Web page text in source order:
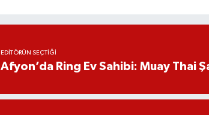
EDITÖRÜN SEÇTIĞI
Afyon’da Ring Ev Sahibi: Muay Thai